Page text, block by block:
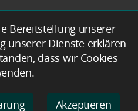
Bereitstellung unserer
unserer Dienste erklären
dass wir Cookies
Akzeptieren